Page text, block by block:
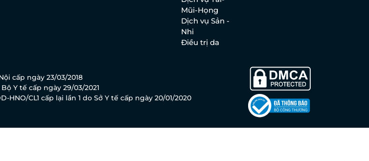
Mũi-Họng
Dịch vụ Sản -
Nhi
Điều trị da
cấp ngày 23/03/2018
Y tế cấp ngày 29/03/2021
CL1 cấp lại lần 1 do Sở Y tế cấp ngày 20/01/2020